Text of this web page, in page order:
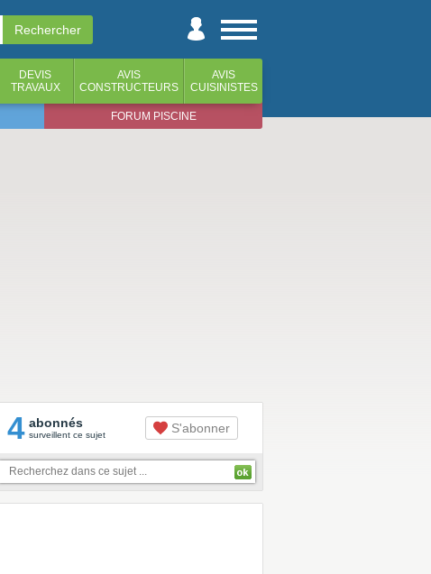
DEVIS
TRAVAUX
AVIS
CONSTRUCTEURS
AVIS
CUISINISTES
FORUM PISCINE
4 abonnés
surveillent ce sujet S'abonner